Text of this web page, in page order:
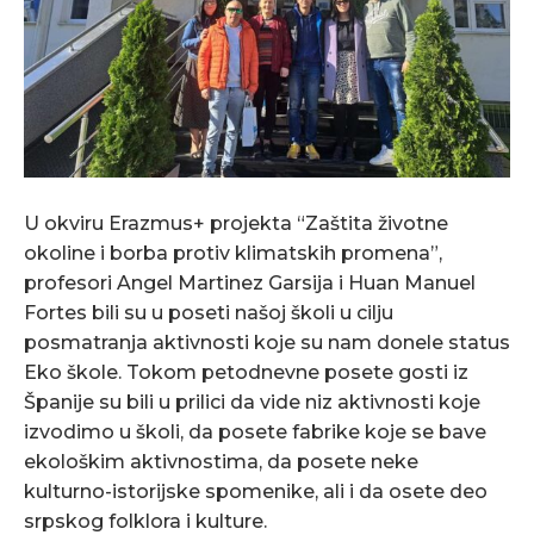
U okviru Erazmus+ projekta “Zaštita životne
okoline i borba protiv klimatskih promena”,
profesori Angel Martinez Garsija i Huan Manuel
Fortes bili su u poseti našoj školi u cilju
posmatranja aktivnosti koje su nam donele status
Eko škole. Tokom petodnevne posete gosti iz
Španije su bili u prilici da vide niz aktivnosti koje
izvodimo u školi, da posete fabrike koje se bave
ekološkim aktivnostima, da posete neke
kulturno-istorijske spomenike, ali i da osete deo
srpskog folklora i kulture.